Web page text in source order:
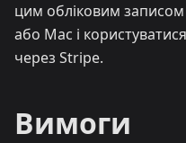
цим обліковим
або Mac і
через Stripe.
Вимоги